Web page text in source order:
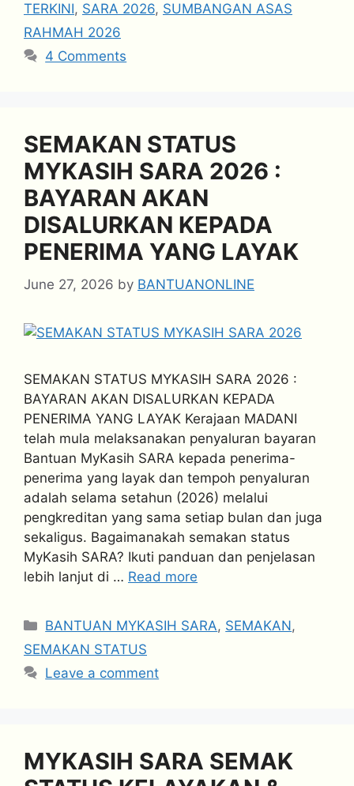
TERKINI, SARA 2026, SUMBANGAN ASAS
RAHMAH 2026
4 Comments
SEMAKAN STATUS
MYKASIH SARA 2026 :
BAYARAN AKAN
DISALURKAN KEPADA
PENERIMA YANG LAYAK
June 27, 2026 by BANTUANONLINE
SEMAKAN STATUS MYKASIH SARA 2026 :
BAYARAN AKAN DISALURKAN KEPADA
PENERIMA YANG LAYAK Kerajaan MADANI
telah mula melaksanakan penyaluran bayaran
Bantuan MyKasih SARA kepada penerima-
penerima yang layak dan tempoh penyaluran
adalah selama setahun (2026) melalui
pengkreditan yang sama setiap bulan dan juga
sekaligus. Bagaimanakah semakan status
MyKasih SARA? Ikuti panduan dan penjelasan
lebih lanjut di … Read more
Categories
BANTUAN MYKASIH SARA, SEMAKAN,
SEMAKAN STATUS
Leave a comment
MYKASIH SARA SEMAK